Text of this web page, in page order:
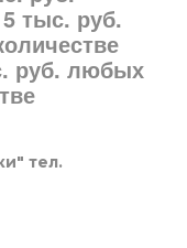
тыс. руб.
руб. любых
тел.